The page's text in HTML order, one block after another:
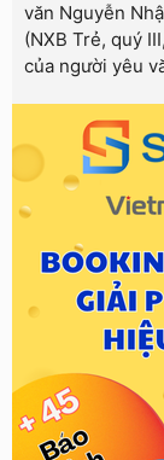
văn Nguyễn
(NXB Trẻ, quý
của người yêu